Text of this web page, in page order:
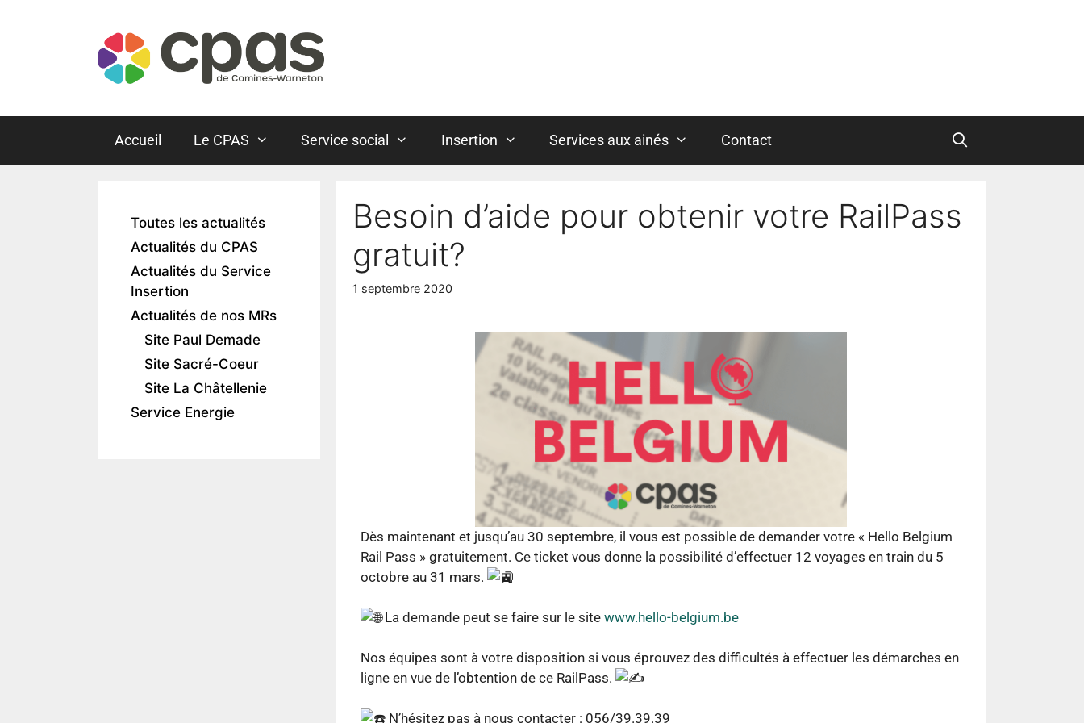
Accueil Le CPAS Service social Insertion Services aux ainés Contact
Besoin d’aide pour obtenir votre RailPass
gratuit?
1 septembre 2020
Dès maintenant et jusqu’au 30 septembre, il vous est possible de demander votre « Hello Belgium
Rail Pass » gratuitement. Ce ticket vous donne la possibilité d’effectuer 12 voyages en train du 5
octobre au 31 mars.
La demande peut se faire sur le site www.hello-belgium.be
Nos équipes sont à votre disposition si vous éprouvez des difficultés à effectuer les démarches en
ligne en vue de l’obtention de ce RailPass.
N’hésitez pas à nous contacter : 056/39.39.39
Toutes les actualités
Actualités du CPAS
Actualités du Service
Insertion
Actualités de nos MRs
Site Paul Demade
Site Sacré-Coeur
Site La Châtellenie
Service Energie